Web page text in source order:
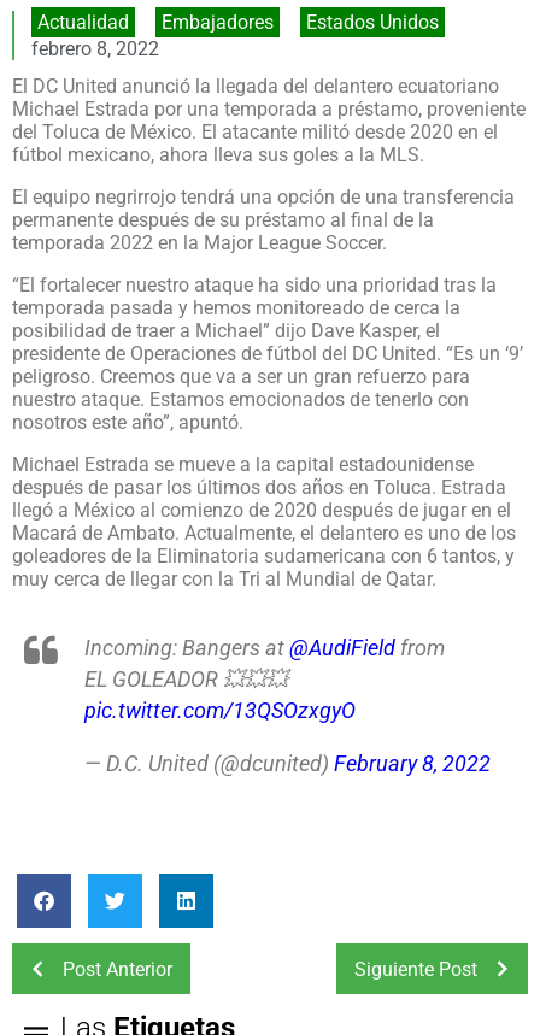
Actualidad Embajadores
Estados Unidos
febrero 8, 2022
El DC United anunció la llegada del delantero ecuatoriano
Michael Estrada por una temporada a préstamo, proveniente
del Toluca de México. El atacante militó desde 2020 en el
fútbol mexicano, ahora lleva sus goles a la MLS.
El equipo negrirrojo tendrá una opción de una transferencia
permanente después de su préstamo al final de la
temporada 2022 en la Major League Soccer.
“El fortalecer nuestro ataque ha sido una prioridad tras la
temporada pasada y hemos monitoreado de cerca la
posibilidad de traer a Michael” dijo Dave Kasper, el
presidente de Operaciones de fútbol del DC United. “Es un ‘9’
peligroso. Creemos que va a ser un gran refuerzo para
nuestro ataque. Estamos emocionados de tenerlo con
nosotros este año”, apuntó.
Michael Estrada se mueve a la capital estadounidense
después de pasar los últimos dos años en Toluca. Estrada
llegó a México al comienzo de 2020 después de jugar en el
Macará de Ambato. Actualmente, el delantero es uno de los
goleadores de la Eliminatoria sudamericana con 6 tantos, y
muy cerca de llegar con la Tri al Mundial de Qatar.
Incoming: Bangers at@AudiField from
EL GOLEADOR 💥💥💥
pic.twitter.com/13QSOzxgyO
— D.C. United (@dcunited) February 8, 2022
Post Anterior Siguiente Post
Las Etiquetas